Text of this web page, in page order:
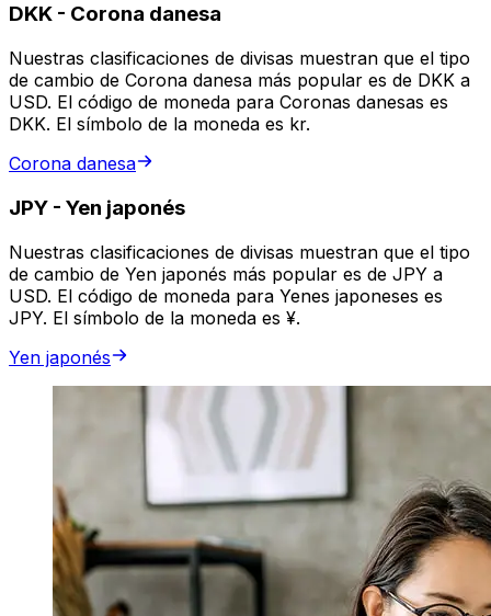
DKK - Corona danesa
Nuestras clasificaciones de divisas muestran que el tipo
de cambio de Corona danesa más popular es de DKK a
USD. El código de moneda para Coronas danesas es
DKK. El símbolo de la moneda es kr.
Corona danesa
JPY - Yen japonés
Nuestras clasificaciones de divisas muestran que el tipo
de cambio de Yen japonés más popular es de JPY a
USD. El código de moneda para Yenes japoneses es
JPY. El símbolo de la moneda es ¥.
Yen japonés